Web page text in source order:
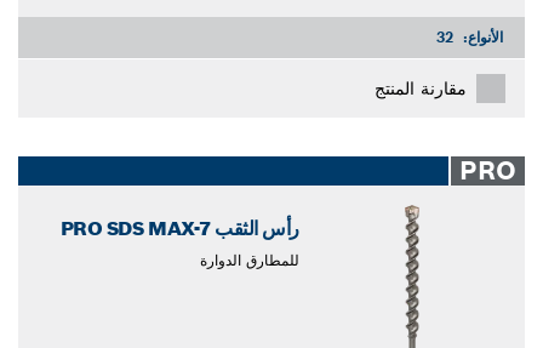
الأنواع: 32
مقارنة المنتج
PRO
رأس الثقب PRO SDS MAX-7
للمطارق الدوارة